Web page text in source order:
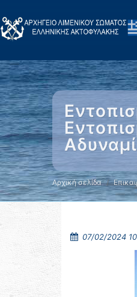
Αρχική σελίδα
07/02/2024